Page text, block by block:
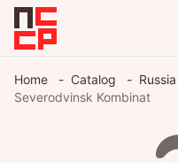
Home Catalog Russia
Severodvinsk Kombinat